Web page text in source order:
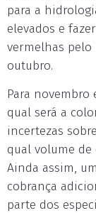
para a
elevados e
vermelhas
outubro.
Para novembro
qual será a
incertezas
qual volume de
Ainda assim,
cobrança
parte dos